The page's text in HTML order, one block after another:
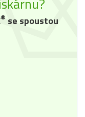
® se spoustou